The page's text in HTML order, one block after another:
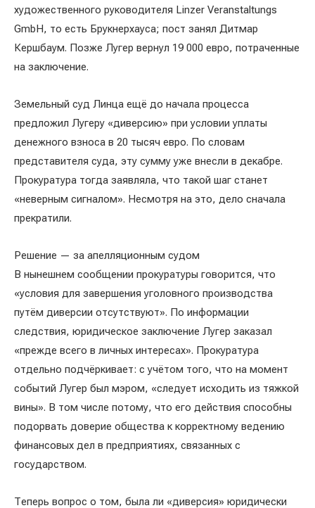
художественного руководителя Linzer Veranstaltungs
GmbH, то есть Брукнерхауса; пост занял Дитмар
Кершбаум. Позже Лугер вернул 19 000 евро, потраченные
на заключение.
Земельный суд Линца ещё до начала процесса
предложил Лугеру «диверсию» при условии уплаты
денежного взноса в 20 тысяч евро. По словам
представителя суда, эту сумму уже внесли в декабре.
Прокуратура тогда заявляла, что такой шаг станет
«неверным сигналом». Несмотря на это, дело сначала
прекратили.
Решение — за апелляционным судом
В нынешнем сообщении прокуратуры говорится, что
«условия для завершения уголовного производства
путём диверсии отсутствуют». По информации
следствия, юридическое заключение Лугер заказал
«прежде всего в личных интересах». Прокуратура
отдельно подчёркивает: с учётом того, что на момент
событий Лугер был мэром, «следует исходить из тяжкой
вины». В том числе потому, что его действия способны
подорвать доверие общества к корректному ведению
финансовых дел в предприятиях, связанных с
государством.
Теперь вопрос о том, была ли «диверсия» юридически